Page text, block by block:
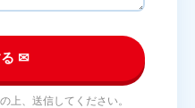
る ✉
上、送信してください。